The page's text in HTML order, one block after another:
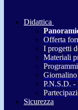
Didattica
Offerta
I progetti
Materiali
P.N.S.D. -
Sicurezza